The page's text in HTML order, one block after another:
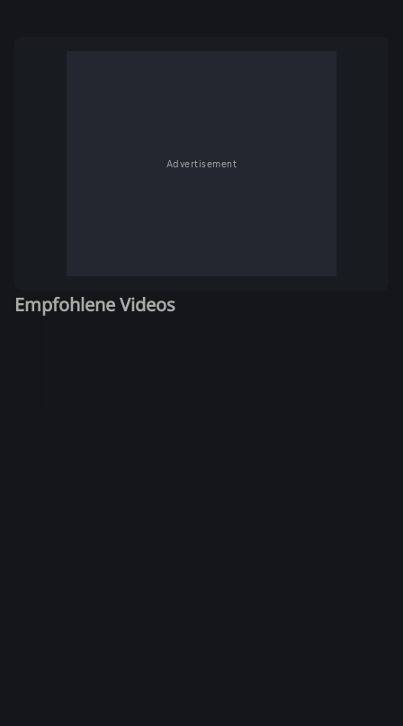
Advertisement
Empfohlene Videos